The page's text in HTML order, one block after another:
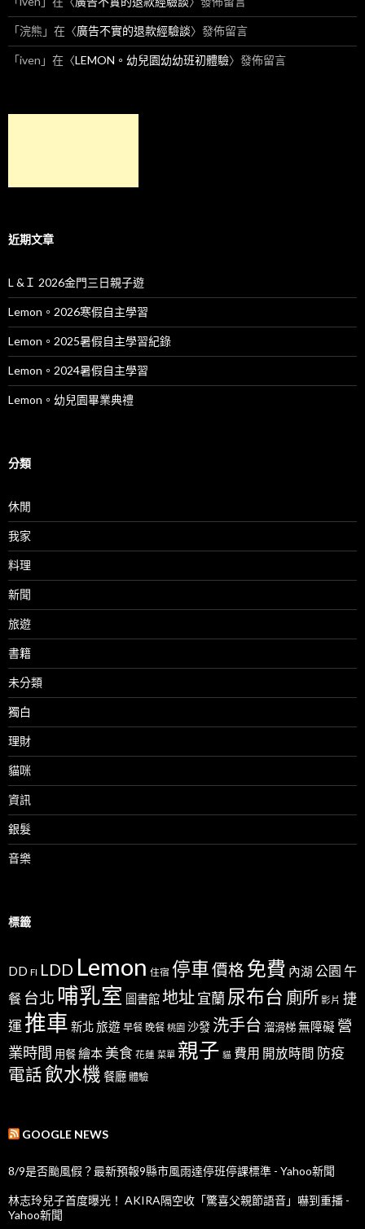
「浣熊 」在〈廣告不實的退款經驗談〉發佈留言
「iven 」在〈LEMON。幼兒園幼幼班初體驗〉發佈留言
近期文章
L &Ｉ 2026金門三日親子遊
Lemon。2026寒假自主學習
Lemon。2025暑假自主學習紀錄
Lemon。2024暑假自主學習
Lemon。幼兒園畢業典禮
分類
休閒
我家
料理
新聞
旅遊
書籍
未分類
獨白
理財
貓咪
資訊
銀髮
音樂
標籤
DD FI LDD Lemon 住宿 停車價格 免費 內湖 公園 午
餐 台北 哺乳室 圖書館地址宜蘭尿布台 廁所 影片 捷
運 推車 新北旅遊 早餐 晚餐 桃園 沙發 洗手台 溜滑梯無障礙 營
業時間 用餐繪本 美食 花蓮 菜單 親子 貓 費用 開放時間 防疫
電話飲水機 餐廳 體驗
GOOGLE NEWS
8/9是否颱風假？最新預報9縣市風雨達停班停課標準 - Yahoo新聞
林志玲兒子首度曝光！ AKIRA隔空收「驚喜父親節語音」嚇到重播 -
Yahoo新聞